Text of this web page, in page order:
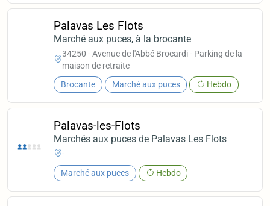
Palavas Les Flots
Marché aux puces, à la brocante
34250 - Avenue de l'Abbé Brocardi - Parking de la
maison de retraite
Brocante Marché aux puces Hebdo
Palavas-les-Flots
Marchés aux puces de Palavas Les Flots
-
Marché aux puces Hebdo